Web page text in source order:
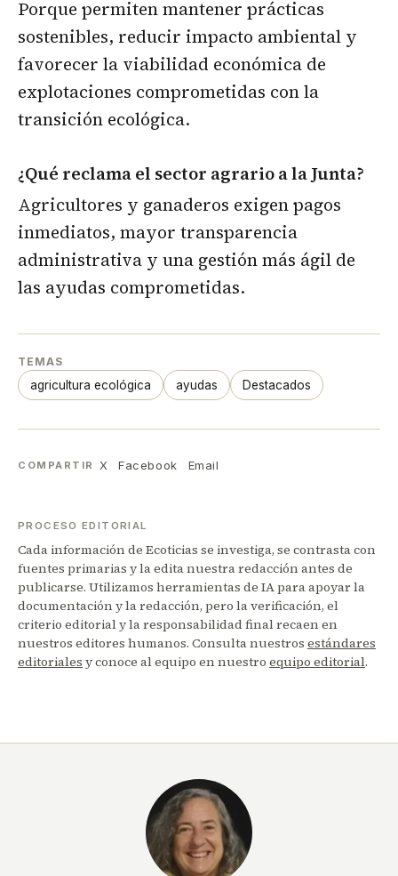
Porque permiten mantener prácticas
sostenibles, reducir impacto ambiental y
favorecer la viabilidad económica de
explotaciones comprometidas con la
transición ecológica.
¿Qué reclama el sector agrario a la Junta?
Agricultores y ganaderos exigen pagos
inmediatos, mayor transparencia
administrativa y una gestión más ágil de
las ayudas comprometidas.
TEMAS
agricultura ecológica ayudas Destacados
COMPARTIR X Facebook Email
PROCESO EDITORIAL
Cada información de Ecoticias se investiga, se contrasta con
fuentes primarias y la edita nuestra redacción antes de
publicarse. Utilizamos herramientas de IA para apoyar la
documentación y la redacción, pero la verificación, el
criterio editorial y la responsabilidad final recaen en
nuestros editores humanos. Consulta nuestros estándares
editoriales y conoce al equipo en nuestro equipo editorial.